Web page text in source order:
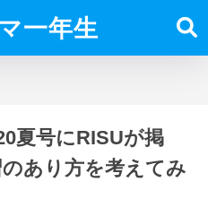
一年生
夏号にRISUが掲
あり方を考えてみ